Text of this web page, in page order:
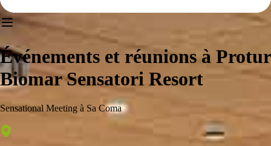
Événements et réunions à Protur
Biomar Sensatori Resort
Sensational Meeting à Sa Coma